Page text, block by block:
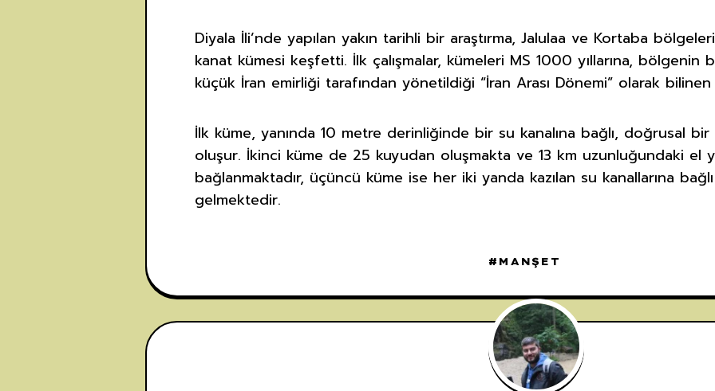
Diyala İli’nde yapılan yakın tarihli bir araştırma, Jalulaa ve Kortaba
kanat kümesi keşfetti. İlk çalışmalar, kümeleri MS 1000 yıllarına, bölgenin
küçük İran emirliği tarafından yönetildiği “İran Arası Dönemi” olarak
İlk küme, yanında 10 metre derinliğinde bir su kanalına bağlı, doğrusal
oluşur. İkinci küme de 25 kuyudan oluşmakta ve 13 km uzunluğundaki el
bağlanmaktadır, üçüncü küme ise her iki yanda kazılan su kanallarına
gelmektedir.
MANŞET